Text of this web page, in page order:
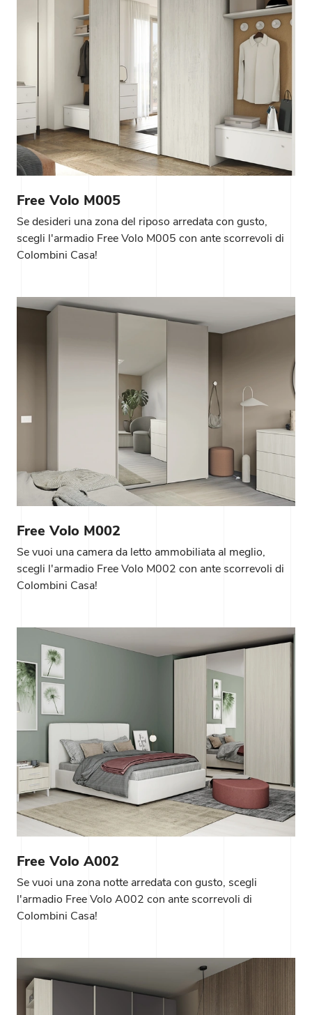
Free Volo M005
Se desideri una zona del riposo arredata con gusto,
scegli l'armadio Free Volo M005 con ante scorrevoli di
Colombini Casa!
Free Volo M002
Se vuoi una camera da letto ammobiliata al meglio,
scegli l'armadio Free Volo M002 con ante scorrevoli di
Colombini Casa!
Free Volo A002
Se vuoi una zona notte arredata con gusto, scegli
l'armadio Free Volo A002 con ante scorrevoli di
Colombini Casa!